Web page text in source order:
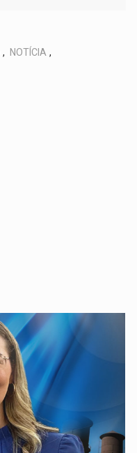
, NOTÍCIA ,